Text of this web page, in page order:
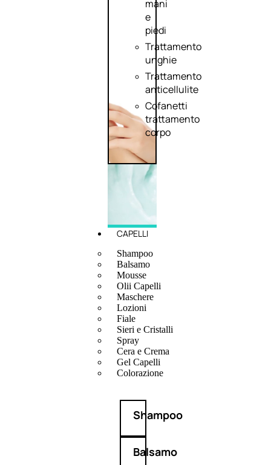
mani
e
piedi
Trattamento
unghie
Trattamento
anticellulite
Cofanetti
trattamento
corpo
CAPELLI
Shampoo
Balsamo
Mousse
Olii Capelli
Maschere
Lozioni
Fiale
Sieri e Cristalli
Spray
Cera e Crema
Gel Capelli
Colorazione
Shampoo
Balsamo